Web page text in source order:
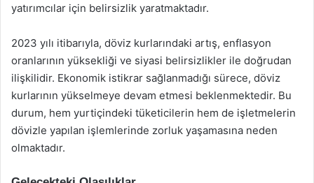
yatırımcılar için belirsizlik yaratmaktadır.
2023 yılı itibarıyla, döviz kurlarındaki artış, enflasyon
oranlarının yüksekliği ve siyasi belirsizlikler ile doğrudan
ilişkilidir. Ekonomik istikrar sağlanmadığı sürece, döviz
kurlarının yükselmeye devam etmesi beklenmektedir. Bu
durum, hem yurtiçindeki tüketicilerin hem de işletmelerin
dövizle yapılan işlemlerinde zorluk yaşamasına neden
olmaktadır.